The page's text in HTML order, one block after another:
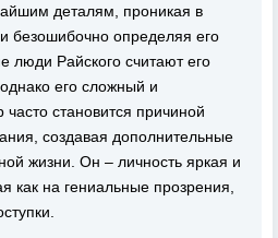
деталям, проникая в
безошибочно определяя его
люди Райского считают его
его сложный и
становится причиной
создавая дополнительные
жизни. Он – личность яркая и
как на гениальные прозрения,